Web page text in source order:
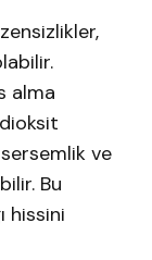
alma
ve
Bu
hissini